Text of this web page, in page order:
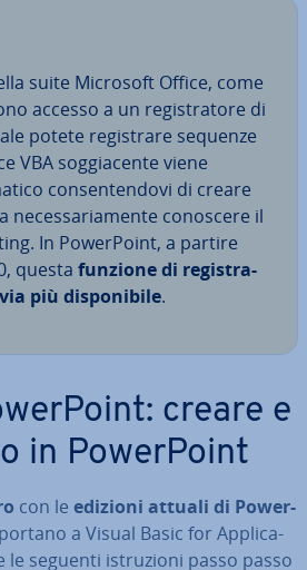
suite Microsoft Office, come
accesso a un re­gi­stra­to­re di
potete re­gi­stra­re sequenze
VBA sog­gia­cen­te viene
con­sen­ten­do­vi di creare
ne­ces­sa­ria­men­te conoscere il
In Po­wer­Point, a partire
questa funzione di re­gi­stra­
più di­spo­ni­bi­le.
creare e
in Po­wer­Point
con le edizioni attuali di Po­wer­
a Visual Basic for Ap­pli­ca­
le seguenti istru­zio­ni passo passo